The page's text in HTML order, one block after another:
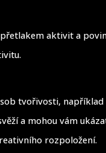
aktivit a
tvořivosti,
a mohou vám
rozpoložení.